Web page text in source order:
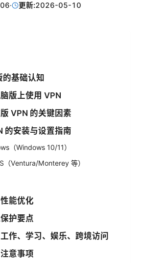
· 更新:2026-05-10
的基础认知
版上使用 VPN
VPN 的关键因素
的安装与设置指南
（Windows 10/11）
（Ventura/Monterey 等）
能优化
护要点
作、学习、娱乐、跨境访问
意事项